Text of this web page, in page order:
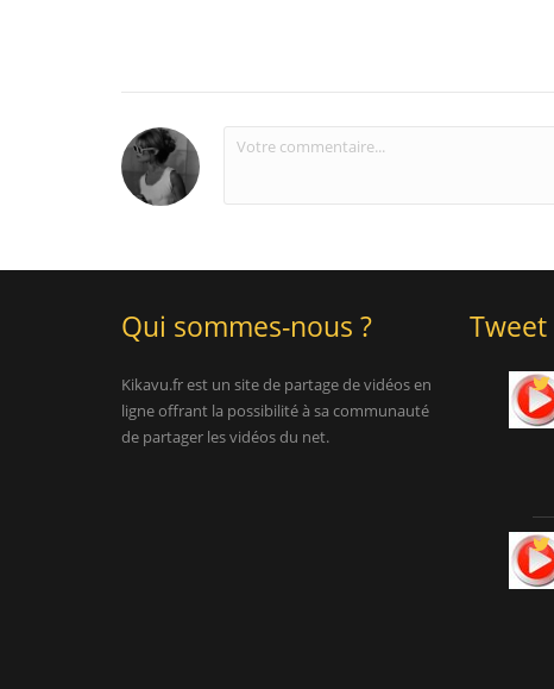
Qui sommes-nous ?
Kikavu.fr est un site de partage de vidéos en
ligne offrant la possibilité à sa communauté
de partager les vidéos du net.
Tweet